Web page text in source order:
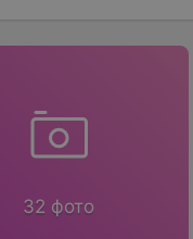
32 фото